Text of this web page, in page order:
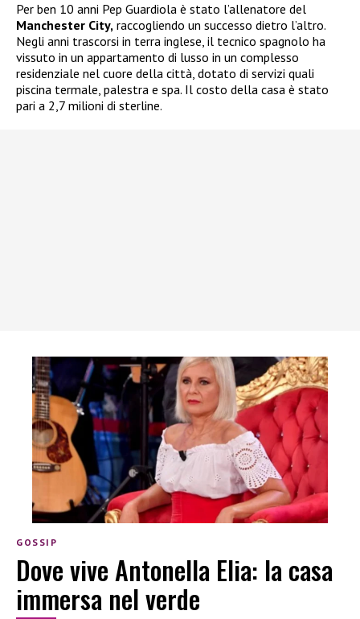
Per ben 10 anni Pep Guardiola è stato l’allenatore del
Manchester City, raccogliendo un successo dietro l’altro.
Negli anni trascorsi in terra inglese, il tecnico spagnolo ha
vissuto in un appartamento di lusso in un complesso
residenziale nel cuore della città, dotato di servizi quali
piscina termale, palestra e spa. Il costo della casa è stato
pari a 2,7 milioni di sterline.
GOSSIP
Dove vive Antonella Elia: la casa
immersa nel verde